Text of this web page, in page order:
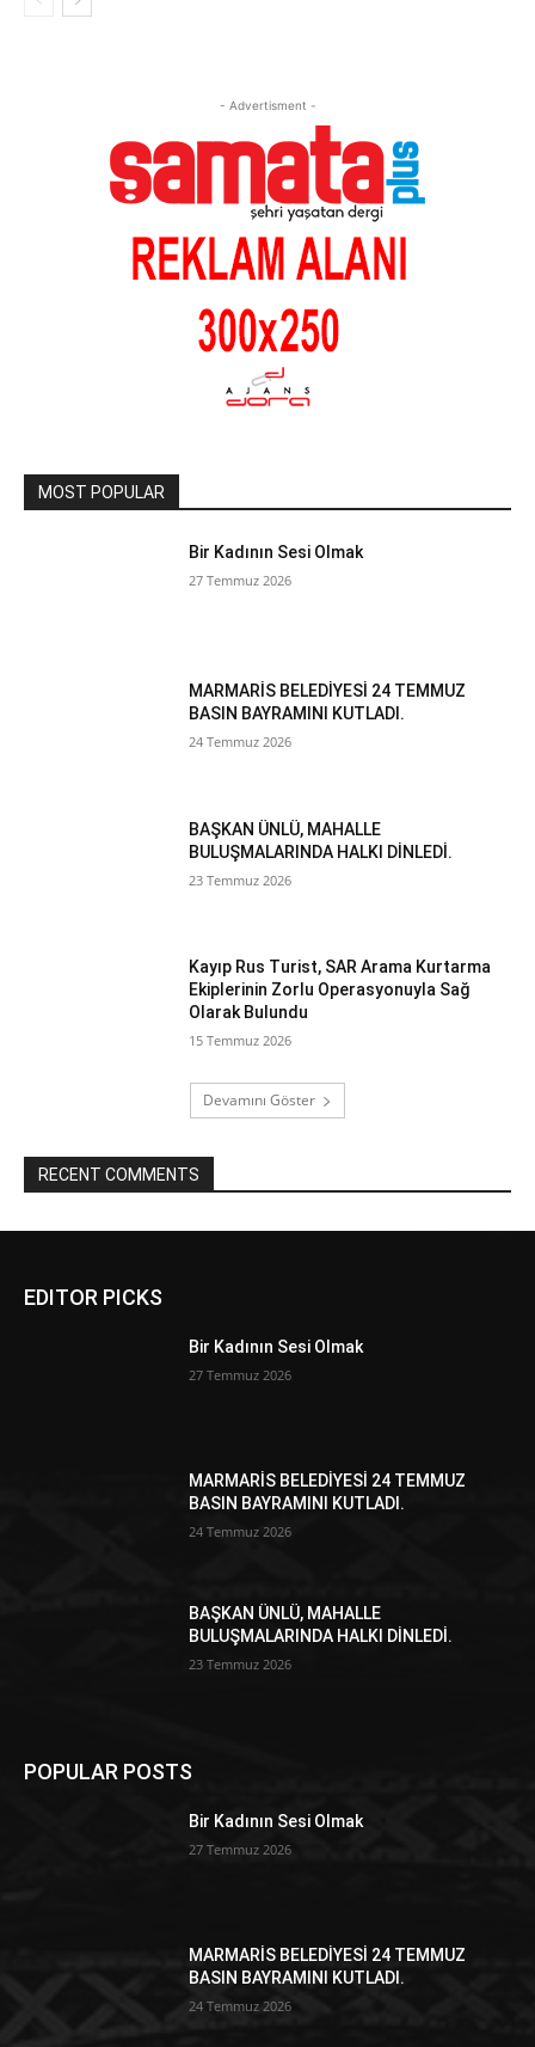
- Advertisment -
MOST POPULAR
Bir Kadının Sesi Olmak
27 Temmuz 2026
MARMARİS BELEDİYESİ 24 TEMMUZ
BASIN BAYRAMINI KUTLADI.
24 Temmuz 2026
BAŞKAN ÜNLÜ, MAHALLE
BULUŞMALARINDA HALKI DİNLEDİ.
23 Temmuz 2026
Kayıp Rus Turist, SAR Arama Kurtarma
Ekiplerinin Zorlu Operasyonuyla Sağ
Olarak Bulundu
15 Temmuz 2026
Devamını Göster
RECENT COMMENTS
EDITOR PICKS
Bir Kadının Sesi Olmak
27 Temmuz 2026
MARMARİS BELEDİYESİ 24 TEMMUZ
BASIN BAYRAMINI KUTLADI.
24 Temmuz 2026
BAŞKAN ÜNLÜ, MAHALLE
BULUŞMALARINDA HALKI DİNLEDİ.
23 Temmuz 2026
POPULAR POSTS
Bir Kadının Sesi Olmak
27 Temmuz 2026
MARMARİS BELEDİYESİ 24 TEMMUZ
BASIN BAYRAMINI KUTLADI.
24 Temmuz 2026